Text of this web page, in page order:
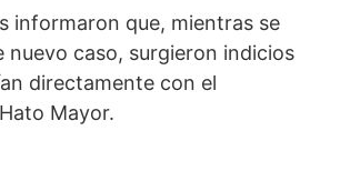
informaron que, mientras se
nuevo caso, surgieron indicios
directamente con el
Mayor.